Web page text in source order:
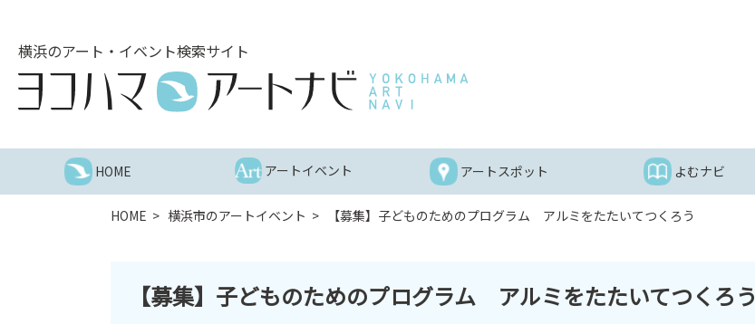
横浜のアート・イベント検索サイト
HOME アートイベント アートスポット よむナビ
HOME 横浜市のアートイベント 【募集】子どものためのプログラム アルミをたたいてつくろう
【募集】子どものためのプログラム アルミをたたいてつくろう